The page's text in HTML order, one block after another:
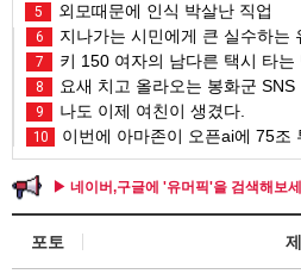
5 외모때문에 인식 박살난 직업
6 지나가는 시민에게 큰 실수하는
7 키 150 여자의 남다른 택시 타는
8 요새 치고 올라오는 봉화군 SNS
9 나도 이제 여친이 생겼다.
10 이번에 아마존이 오픈ai에 75조
▶ 네이버,구글에 '유머픽'을 검색해보
포토